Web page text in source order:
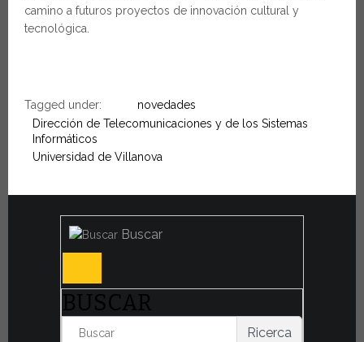
camino a futuros proyectos de innovación cultural y
tecnológica.
Tagged under:
novedades
Dirección de Telecomunicaciones y de los Sistemas
Informáticos
Universidad de Villanova
Buscar
BUSCAR
Ricerca